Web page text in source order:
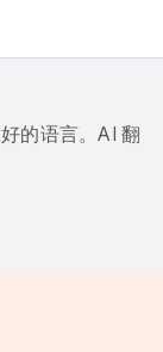
的语言。AI 翻